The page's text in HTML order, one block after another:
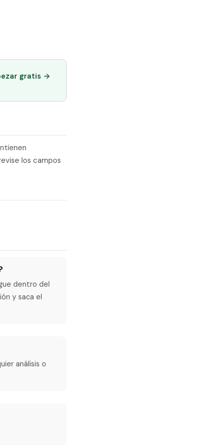
gratis →
los campos
dentro del
y saca el
análisis o